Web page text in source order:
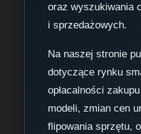
oraz wyszukiwania
i sprzedażowych.
Na naszej stronie
dotyczące rynku
opłacalności
modeli, zmian cen
flipowania sprzętu,